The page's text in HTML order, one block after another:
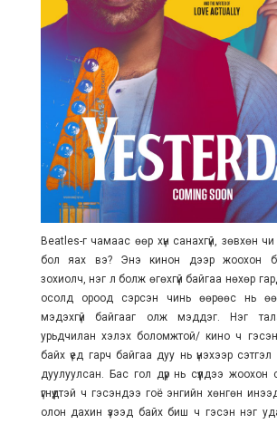
Beatles-г чамаас өөр хүн санахгүй, зөвхөн
бол яах вэ? Энэ кинон дээр жоохон
зохиолч, нэг л болж өгөхгүй байгаа нөхөр
осолд ороод сэрсэн чинь өөрөөс нь өөр
мэдэхгүй байгааг олж мэддэг. Нэг
урьдчилан хэлэх боломжтой/ кино ч
байх үед гарч байгаа дуу нь үнэхээр
дуулуулсан. Бас гол дүр нь сүүлдээ
үгнүүдтэй ч гэсэндээ гоё энгийн хөнгөн
олон дахин үзээд байх биш ч гэсэн нэг